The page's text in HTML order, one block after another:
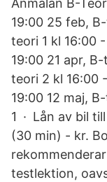
Anmälan B-
19:00 25 feb,
teori 1 kl 16:00
19:00 21 apr,
teori 2 kl 16:00
19:00 12 maj,
1 · Lån av bil
(30 min) - kr.
testlektion,